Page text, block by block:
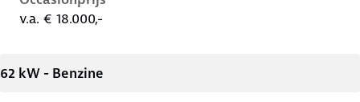
v.a. € 18.000,-
62 kW - Benzine